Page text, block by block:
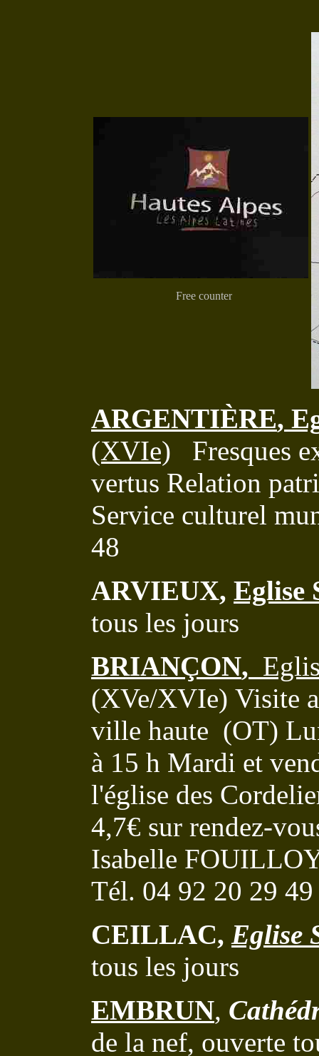
ARGENTIÈRE,
(XVIe)
Fresques
vertus Relation
Service culturel
48
ARVIEUX, Eglise
tous les jours
BRIANÇON,
(XVe/XVIe) Visite
ville haute (OT)
à 15 h Mardi et
l'église des
4,7€ sur rendez-
Isabelle
Tél. 04 92 20 29 49
CEILLAC, Eglise
tous les jours
EMBRUN,
de la nef, ouverte